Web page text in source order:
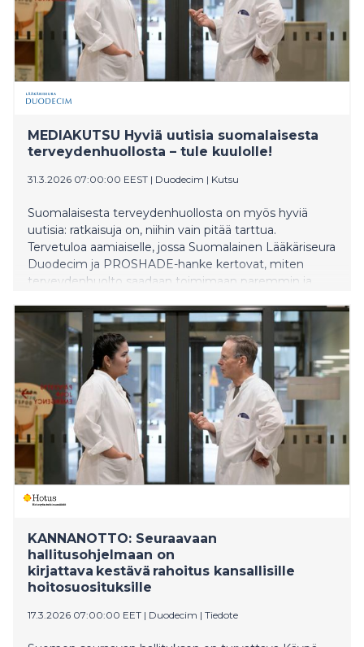
ja yhdenvertaista hedelmöityshoitoa koko Suomessa.
MEDIAKUTSU Hyviä uutisia suomalaisesta
terveydenhuollosta – tule kuulolle!
31.3.2026 07:00:00 EEST | Duodecim | Kutsu
Suomalaisesta terveydenhuollosta on myös hyviä
uutisia: ratkaisuja on, niihin vain pitää tarttua.
Tervetuloa aamiaiselle, jossa Suomalainen Lääkäriseura
Duodecim ja PROSHADE-hanke kertovat, miten
terveydenhuolto saadaan toimimaan paremmin ja
viisaasti.
KANNANOTTO: Seuraavaan
hallitusohjelmaan on
kirjattava kestävä rahoitus kansallisille
hoitosuosituksille
17.3.2026 07:00:00 EET | Duodecim | Tiedote